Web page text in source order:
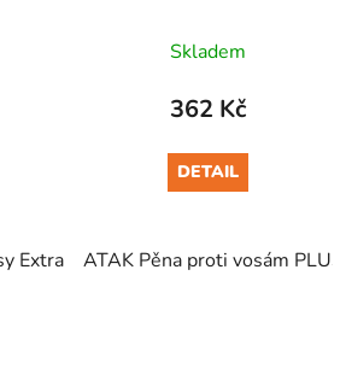
Extra 750 ml
Skladem
362 Kč
DETAIL
ATAK Pěna proti vosám